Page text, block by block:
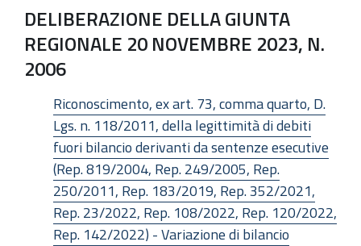
DELIBERAZIONE DELLA GIUNTA
REGIONALE 20 NOVEMBRE 2023, N.
2006
Riconoscimento, ex art. 73, comma quarto, D.
Lgs. n. 118/2011, della legittimità di debiti
fuori bilancio derivanti da sentenze esecutive
(Rep. 819/2004, Rep. 249/2005, Rep.
250/2011, Rep. 183/2019, Rep. 352/2021,
Rep. 23/2022, Rep. 108/2022, Rep. 120/2022,
Rep. 142/2022) - Variazione di bilancio